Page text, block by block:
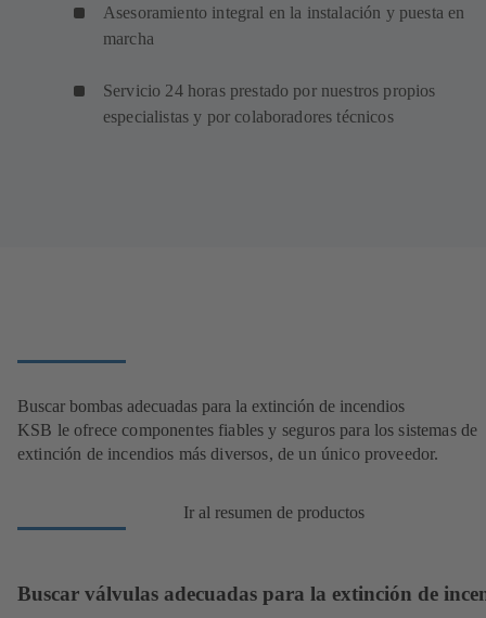
Asesoramiento integral en la instalación y puesta en
marcha
Servicio 24 horas prestado por nuestros propios
especialistas y por colaboradores técnicos
Buscar bombas adecuadas para la extinción de incendios
KSB le ofrece componentes fiables y seguros para los sistemas de
extinción de incendios más diversos, de un único proveedor.
Ir al resumen de productos
Buscar válvulas adecuadas para la extinción de